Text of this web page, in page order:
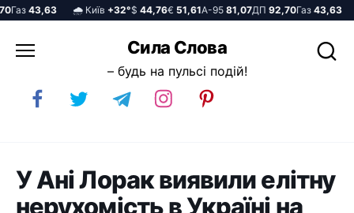
43,63 🌧️ Київ+32°$44,76€51,61А-9581,07ДП92,70Газ43,63
до
Сила Слова
– будь на пульсі подій!
У Ані Лорак виявили елітну
нерухомість в Україні на